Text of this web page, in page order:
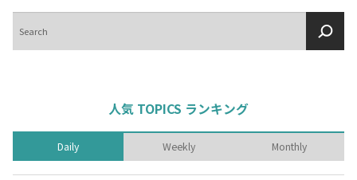
索
人気 TOPICS ランキング
Daily Weekly Monthly